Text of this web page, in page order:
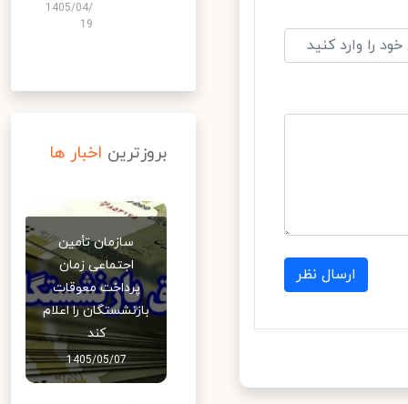
ارسال نظر
1405/04/
19
بروزترین اخبار ها
سازمان تأمین
اجتماعی زمان
پرداخت معوقات
بازنشستگان را اعلام
کند
1405/05/07